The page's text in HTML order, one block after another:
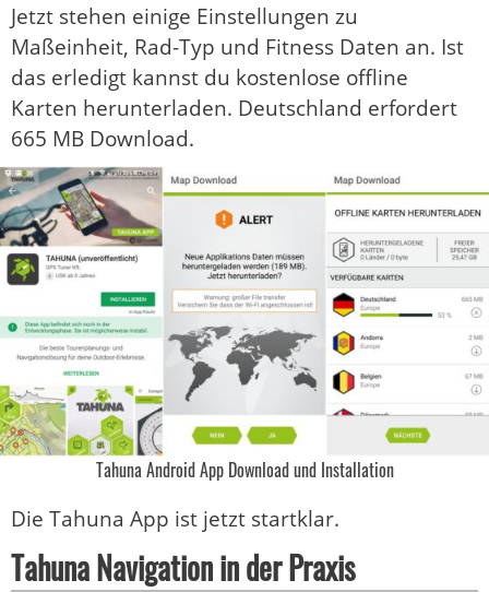
Jetzt stehen einige Einstellungen zu
Maßeinheit, Rad-Typ und Fitness Daten an. Ist
das erledigt kannst du kostenlose offline
Karten herunterladen. Deutschland erfordert
665 MB Download.
Tahuna Android App Download und Installation
Die Tahuna App ist jetzt startklar.
Tahuna Navigation in der Praxis